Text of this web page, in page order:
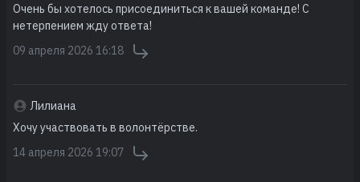
Очень бы хотелось присоединиться к вашей команде! С
нетерпением жду ответа!
09 апреля 2026 16:18
Лилиана
Хочу участвовать в волонтёрстве.
14 апреля 2026 19:07